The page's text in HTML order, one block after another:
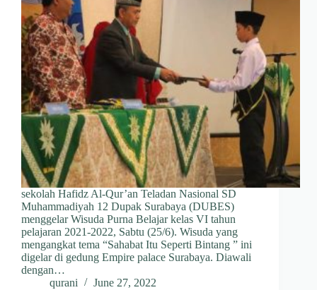
sekolah Hafidz Al-Qur’an Teladan Nasional SD
Muhammadiyah 12 Dupak Surabaya (DUBES)
menggelar Wisuda Purna Belajar kelas VI tahun
pelajaran 2021-2022, Sabtu (25/6). Wisuda yang
mengangkat tema “Sahabat Itu Seperti Bintang ” ini
digelar di gedung Empire palace Surabaya. Diawali
dengan…
qurani
June 27, 2022